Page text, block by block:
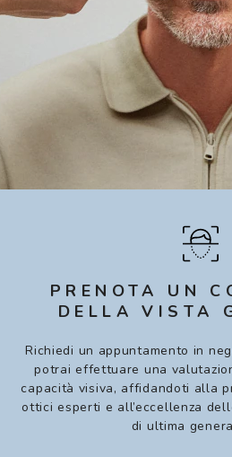
PRENOTA UN
DELLA VISTA
Richiedi un appuntamento in
potrai effettuare una
capacità visiva, affidandoti alla
ottici esperti e all’eccellenza
di ultima